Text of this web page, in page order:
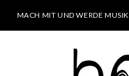
MACH MIT UND WERDE